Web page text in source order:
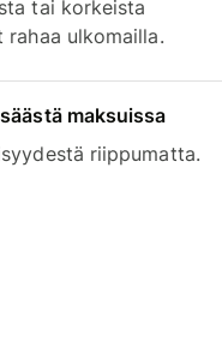
tai korkeista
ulkomailla.
maksuissa
riippumatta.